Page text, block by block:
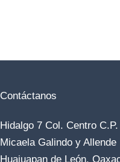
Contáctanos
Hidalgo 7 Col. Centro
Micaela Galindo y Allende
Huajuapan de León,